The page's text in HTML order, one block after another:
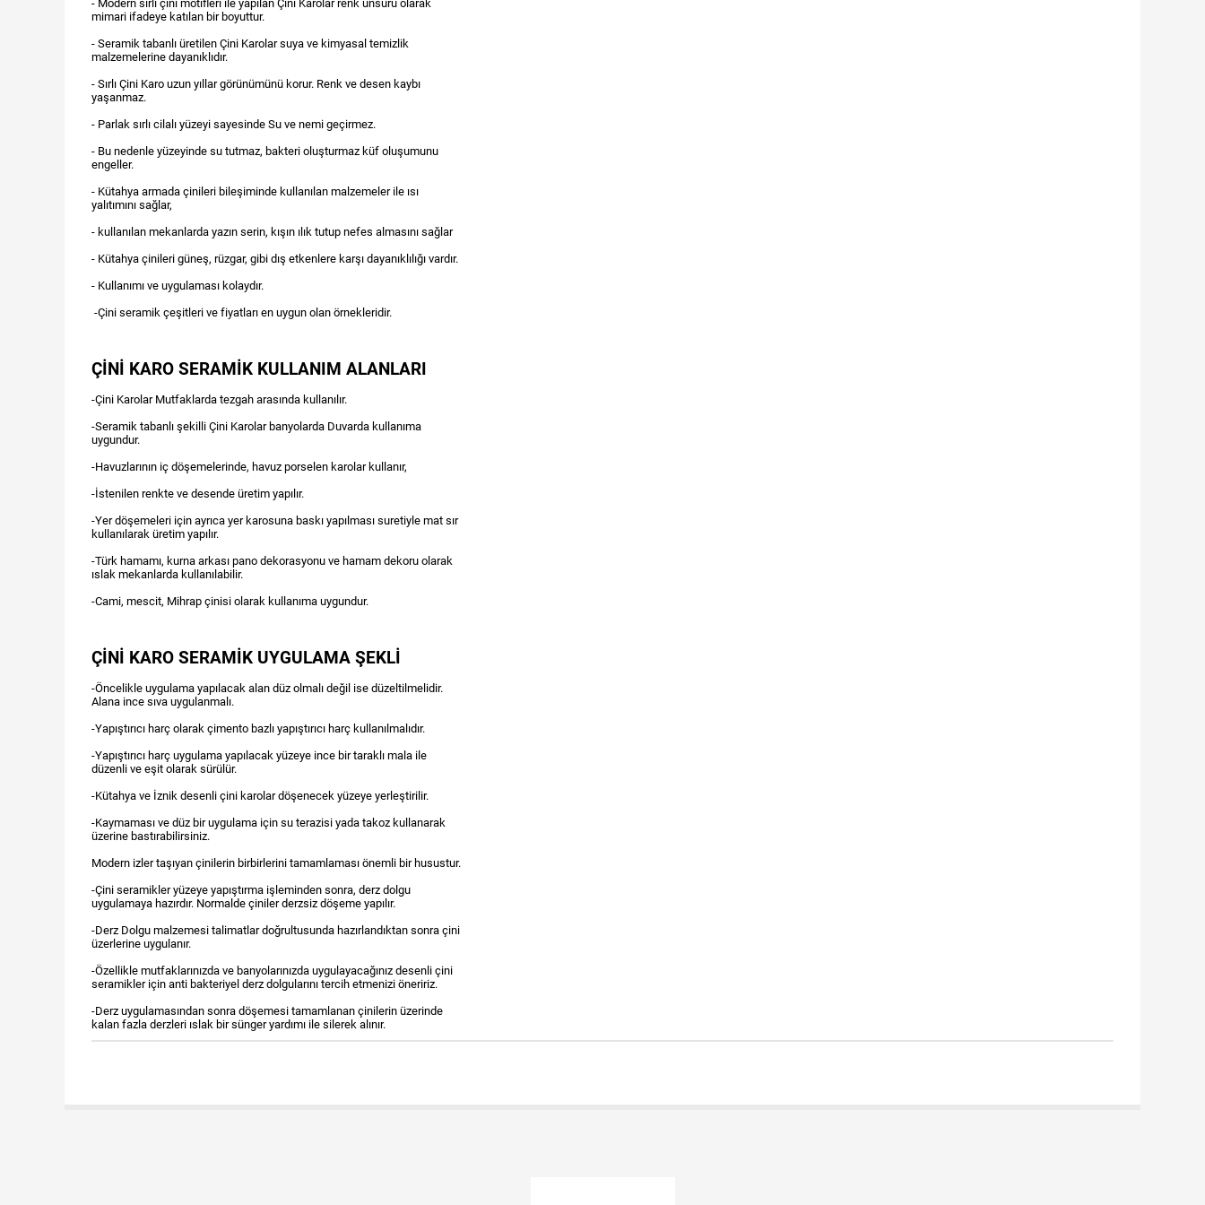
- Modern sırlı çini motifleri ile yapılan Çini Karolar renk unsuru olarak
mimari ifadeye katılan bir boyuttur.
- Seramik tabanlı üretilen Çini Karolar suya ve kimyasal temizlik
malzemelerine dayanıklıdır.
- Sırlı Çini Karo uzun yıllar görünümünü korur. Renk ve desen kaybı
yaşanmaz.
- Parlak sırlı cilalı yüzeyi sayesinde Su ve nemi geçirmez.
- Bu nedenle yüzeyinde su tutmaz, bakteri oluşturmaz küf oluşumunu
engeller.
- Kütahya armada çinileri bileşiminde kullanılan malzemeler ile ısı
yalıtımını sağlar,
- kullanılan mekanlarda yazın serin, kışın ılık tutup nefes almasını sağlar
- Kütahya çinileri güneş, rüzgar, gibi dış etkenlere karşı dayanıklılığı vardır.
- Kullanımı ve uygulaması kolaydır.
-Çini seramik çeşitleri ve fiyatları en uygun olan örnekleridir.
ÇİNİ KARO SERAMİK KULLANIM ALANLARI
-Çini Karolar Mutfaklarda tezgah arasında kullanılır.
-Seramik tabanlı şekilli Çini Karolar banyolarda Duvarda kullanıma
uygundur.
-Havuzlarının iç döşemelerinde, havuz porselen karolar kullanır,
-İstenilen renkte ve desende üretim yapılır.
-Yer döşemeleri için ayrıca yer karosuna baskı yapılması suretiyle mat sır
kullanılarak üretim yapılır.
-Türk hamamı, kurna arkası pano dekorasyonu ve hamam dekoru olarak
ıslak mekanlarda kullanılabilir.
-Cami, mescit, Mihrap çinisi olarak kullanıma uygundur.
ÇİNİ KARO SERAMİK UYGULAMA ŞEKLİ
-Öncelikle uygulama yapılacak alan düz olmalı değil ise düzeltilmelidir.
Alana ince sıva uygulanmalı.
-Yapıştırıcı harç olarak çimento bazlı yapıştırıcı harç kullanılmalıdır.
-Yapıştırıcı harç uygulama yapılacak yüzeye ince bir taraklı mala ile
düzenli ve eşit olarak sürülür.
-Kütahya ve İznik desenli çini karolar döşenecek yüzeye yerleştirilir.
-Kaymaması ve düz bir uygulama için su terazisi yada takoz kullanarak
üzerine bastırabilirsiniz.
Modern izler taşıyan çinilerin birbirlerini tamamlaması önemli bir husustur.
-Çini seramikler yüzeye yapıştırma işleminden sonra, derz dolgu
uygulamaya hazırdır. Normalde çiniler derzsiz döşeme yapılır.
-Derz Dolgu malzemesi talimatlar doğrultusunda hazırlandıktan sonra çini
üzerlerine uygulanır.
-Özellikle mutfaklarınızda ve banyolarınızda uygulayacağınız desenli çini
seramikler için anti bakteriyel derz dolgularını tercih etmenizi öneririz.
-Derz uygulamasından sonra döşemesi tamamlanan çinilerin üzerinde
kalan fazla derzleri ıslak bir sünger yardımı ile silerek alınır.